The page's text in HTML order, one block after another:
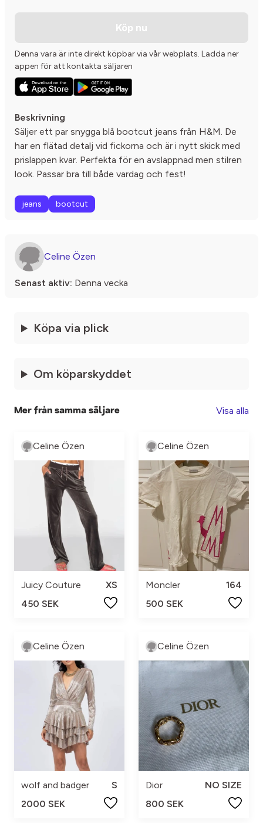
Köp nu
Denna vara är inte direkt köpbar via vår webplats. Ladda ner
appen för att kontakta säljaren
Beskrivning
Säljer ett par snygga blå bootcut jeans från H&M. De
har en flätad detalj vid fickorna och är i nytt skick med
prislappen kvar. Perfekta för en avslappnad men stilren
look. Passar bra till både vardag och fest!
jeans bootcut
Celine Özen
Senast aktiv: Denna vecka
Köpa via plick
Om köparskyddet
Mer från samma säljare Visa alla
Celine Özen
Juicy Couture
XS
450 SEK
Celine Özen
Moncler
164
500 SEK
Celine Özen
wolf and badger
S
2000 SEK
Celine Özen
Dior
NO SIZE
800 SEK